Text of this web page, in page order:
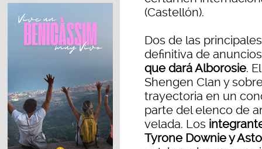
(Castellón).
Dos de las
definitiva de
que dará Alborosie.
Shengen Clan y
trayectoria en un
parte del elenco de
velada. Los
Tyrone Downie y